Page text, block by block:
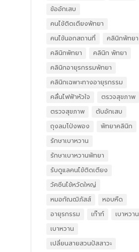
ข้ออักเสบ
คนไข้ติดเตียงพัทยา
คนไข้นอกสถานที่
คลินิกพัทยา
คลินิกพัทยา
คลินิก พัทยา
คลินิกอายุรกรรมพัทยา
คลินิกเฉพาะทางอายุรกรรม
คลื่นไฟฟ้าหัวใจ
ตรวจสุขภาพ
ตรวจสุขภาพ
ตับอักเสบ
ถุงลมโป่งพอง
พัทยาคลินิก
รักษาเบาหวาน
รักษาเบาหวานพัทยา
รับดูแลคนไข้ติดเตียง
วัคซีนไข้หวัดใหญ่
หมอกัณฒิภัสส์
หอบหืด
อายุรกรรม
เก๊าท์
เบาหวาน
เบาหวาน
เปลี่ยนสายสวนปัสสาวะ